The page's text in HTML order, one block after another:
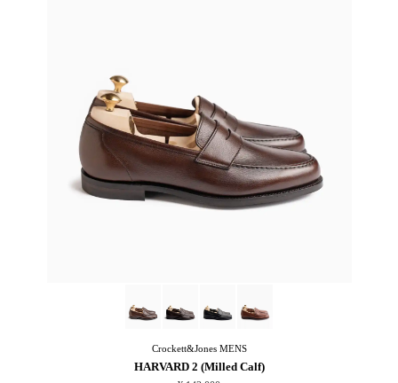
Crockett&JonesMENS
HARVARD 2 (Milled Calf)